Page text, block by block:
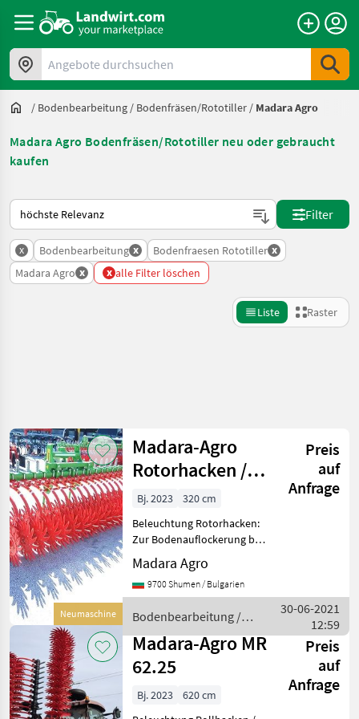
Angebote durchsuchen
/ Bodenbearbeitung / Bodenfräsen/Rototiller / Madara Agro
Madara Agro Bodenfräsen/Rototiller neu oder gebraucht
kaufen
So wird auf Landwirt.com sortiert
Filter
x Bodenbearbeitung x Bodenfraesen Rototiller x
Madara Agro x x alle Filter löschen
Liste Raster
Kategorie 4 Land Filter
AKTUELLER
PFAD
Landtechnik
Bodenbearbeitung
Bodenfraesen
Rototiller
Madara
Agro
KATEGORIE
WÄHLEN
Madara Agro
Zurücksetzen
3
Ergebnisse
anzeigen
Neumaschine
Madara-Agro
Rotorhacken /
MR 32
Preis
auf
Anfrage
Bj. 2023
320 cm
Beleuchtung Rotorhacken:
Zur Bodenauflockerung bei
verschleimten Böden oder
trockenen verkrusteten
Böden. Effektive &
Beikrautregulierung.
Krustenb
Madara Agro
9700 Shumen / Bulgarien
Bodenbearbeitung /
Madara Agro
30-06-2021
12:59
Madara-Agro MR
62.25
Preis
auf
Anfrage
Bj. 2023
620 cm